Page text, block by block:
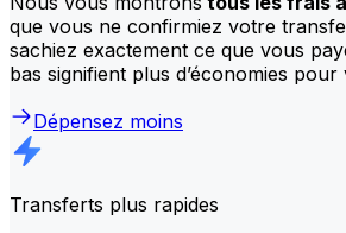
que vous ne confirmiez votre
sachiez exactement ce que vous
bas signifient plus d’économies pour
Dépensez moins
Transferts plus rapides